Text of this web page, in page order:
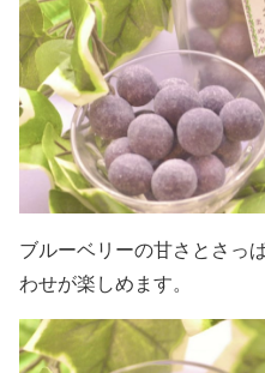
ブルーベリーの甘さとさっ
わせが楽しめます。